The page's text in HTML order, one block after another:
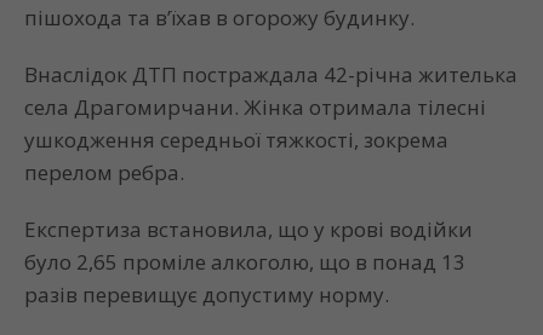
пішохода та в’їхав в огорожу будинку.
Внаслідок ДТП постраждала 42-річна жителька
села Драгомирчани. Жінка отримала тілесні
ушкодження середньої тяжкості, зокрема
перелом ребра.
Експертиза встановила, що у крові водійки
було 2,65 проміле алкоголю, що в понад 13
разів перевищує допустиму норму.